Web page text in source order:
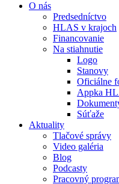
O nás
Predsedníctvo
HLAS v krajoch
Financovanie
Na stiahnutie
Logo
Stanovy
Oficiálne
Appka
Súťaže
Aktuality
Tlačové správy
Video galéria
Blog
Podcasty
Pracovný